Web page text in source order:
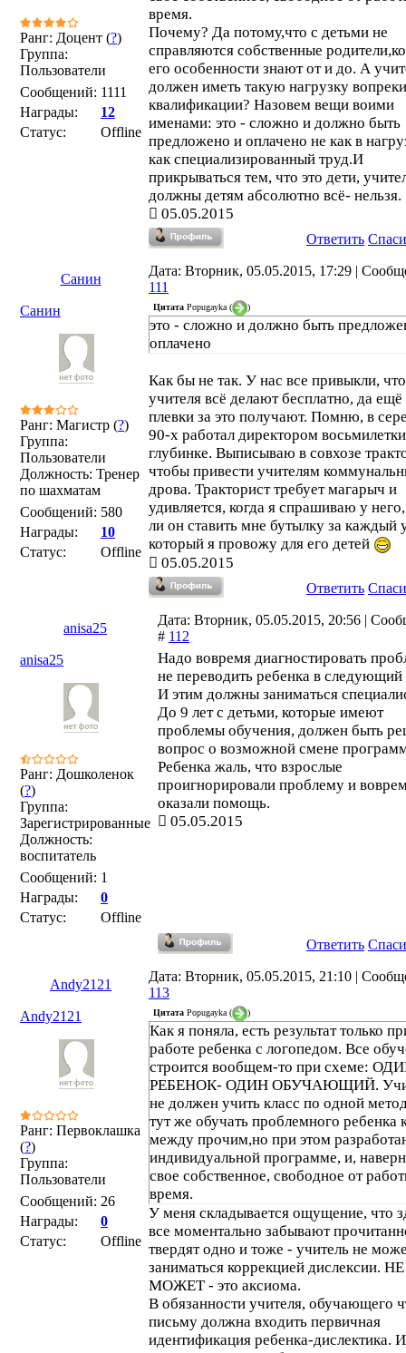
Ранг: Доцент (?)
Группа:
Пользователи
Сообщений: 1111
Награды:
12
Статус:
Offline
время.
Почему? Да потому,что с детьми не
справляются собственные
его особенности знают от и до. А
должен иметь такую нагрузку
квалификации? Назовем вещи воими
именами: это - сложно и должно быть
предложено и оплачено не как в
как специализированный труд.И
прикрываться тем, что это дети,
должны детям абсолютно всё- нельзя.
05.05.2015
Ответить
Санин
Дата: Вторник, 05.05.2015, 17:29 |
111
Санин
Ранг: Магистр (?)
Группа:
Пользователи
Должность: Тренер
по шахматам
Сообщений: 580
Награды:
10
Статус:
Offline
Цитата Popugayka ( )
это - сложно и должно быть
оплачено
Как бы не так. У нас все привыкли, что
учителя всё делают бесплатно, да ещё
плевки за это получают. Помню, в
90-х работал директором
глубинке. Выписываю в совхозе
чтобы привести учителям
дрова. Тракторист требует магарыч и
удивляется, когда я спрашиваю у
ли он ставить мне бутылку за каждый
который я провожу для его детей
05.05.2015
Ответить
anisa25
Дата: Вторник, 05.05.2015, 20:56 |
# 112
anisa25
Ранг: Дошколенок
(?)
Группа:
Зарегистрированные
Должность:
воспитатель
Сообщений: 1
Награды:
0
Статус:
Offline
Надо вовремя диагностировать
не переводить ребенка в следующий
И этим должны заниматься
До 9 лет с детьми, которые имеют
проблемы обучения, должен быть
вопрос о возможной смене
Ребенка жаль, что взрослые
проигнорировали проблему и
оказали помощь.
05.05.2015
Ответить
Andy2121
Дата: Вторник, 05.05.2015, 21:10 |
113
Andy2121
Ранг: Первоклашка
(?)
Группа:
Пользователи
Сообщений: 26
Награды:
0
Статус:
Offline
Цитата Popugayka ( )
Как я поняла, есть результат только
работе ребенка с логопедом. Все
строится вообщем-то при схеме:
РЕБЕНОК- ОДИН ОБУЧАЮЩИЙ.
не должен учить класс по одной
тут же обучать проблемного ребенка
между прочим,но при этом
индивидуальной программе, и,
свое собственное, свободное от
время.
У меня складывается ощущение, что
все моментально забывают
твердят одно и тоже - учитель не
заниматься коррекцией дислексии. НЕ
МОЖЕТ - это аксиома.
В обязанности учителя, обучающего
письму должна входить первичная
идентификация ребенка-дислектика.